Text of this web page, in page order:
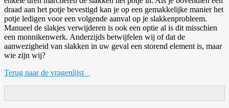
draad aan het potje bevestigd kan je op een gemakkelijke manier het
potje ledigen voor een volgende aanval op je slakkenprobleem.
Manueel de slakjes verwijderen is ook een optie al is dit misschien
een monnikenwerk. Anderzijds betwijfelen wij of dat de
aanwezigheid van slakken in uw geval een storend element is, maar
wie zijn wij?
Terug naar de vragenlijst